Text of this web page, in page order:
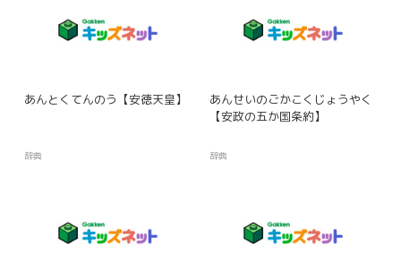
あんとくてんのう【安徳天皇】
辞典
あんせいのごかこくじょうやく
【安政の五か国条約】
辞典